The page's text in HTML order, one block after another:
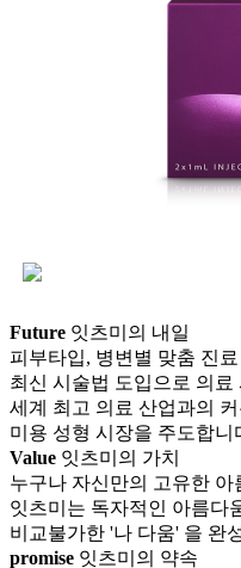
Future 잇츠미의 내일
피부타입, 병변별 맞춤 진료
최신 시술법 도입으로 의료
세계 최고 의료 산업과의
미용 성형 시장을 주도합니
Value 잇츠미의 가치
누구나 자신만의 고유한 아
잇츠미는 독자적인 아름다
비교불가한 '나 다움' 을 완
promise 잇츠미의 약속